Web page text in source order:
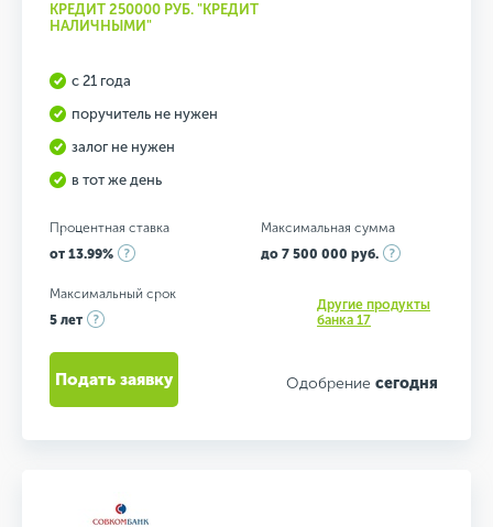
КРЕДИТ 250000 РУБ. "КРЕДИТ
НАЛИЧНЫМИ"
с 21 года
поручитель не нужен
залог не нужен
в тот же день
Процентная ставка
от 13.99%
Максимальная сумма
до 7 500 000 руб.
Максимальный срок
5 лет
Другие продукты
банка 17
Одобрение сегодня
Подать заявку